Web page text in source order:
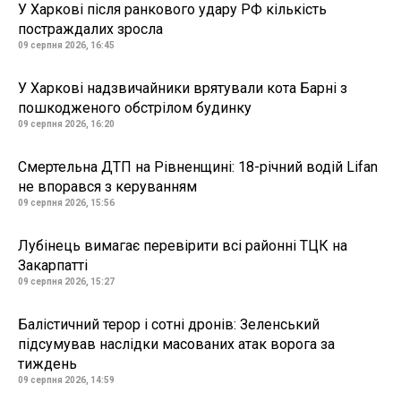
У Харкові після ранкового удару РФ кількість
постраждалих зросла
09 серпня 2026, 16:45
У Харкові надзвичайники врятували кота Барні з
пошкодженого обстрілом будинку
09 серпня 2026, 16:20
Смертельна ДТП на Рівненщині: 18-річний водій Lifan
не впорався з керуванням
09 серпня 2026, 15:56
Лубінець вимагає перевірити всі районні ТЦК на
Закарпатті
09 серпня 2026, 15:27
Балістичний терор і сотні дронів: Зеленський
підсумував наслідки масованих атак ворога за
тиждень
09 серпня 2026, 14:59